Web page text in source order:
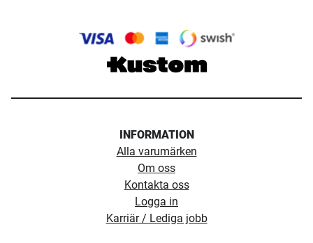
INFORMATION
Alla varumärken
Om oss
Kontakta oss
Logga in
Karriär / Lediga jobb